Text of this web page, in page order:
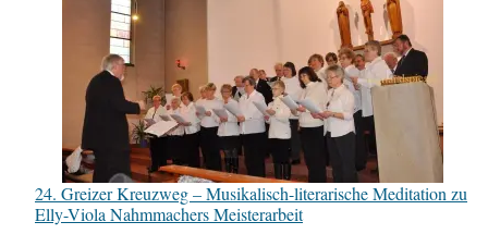
24. Greizer Kreuzweg – Musikalisch-literarische Meditation zu
Elly-Viola Nahmmachers Meisterarbeit